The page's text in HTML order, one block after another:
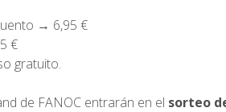
→ 6,95 €
€
gratuito.
de FANOC entrarán en el sorteo